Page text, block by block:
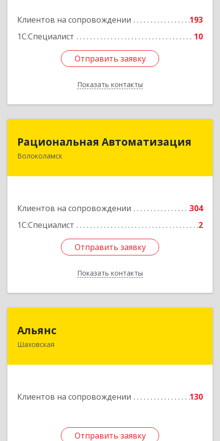
Клиентов на сопровождении
193
1С:Специалист
10
Отправить заявку
Показать контакты
Отправить заявку
Назад
Рациональная Автоматизация
Волоколамск
Клиентов на сопровождении
304
1С:Специалист
2
Отправить заявку
Показать контакты
143600, Московская обл, Волоколамский р-н,
Подробнее
Отправить заявку
Назад
Альянс
Шаховская
Клиентов на сопровождении 130
Отправить заявку
143700, Московская обл, Шаховской р-н,
Отправить заявку